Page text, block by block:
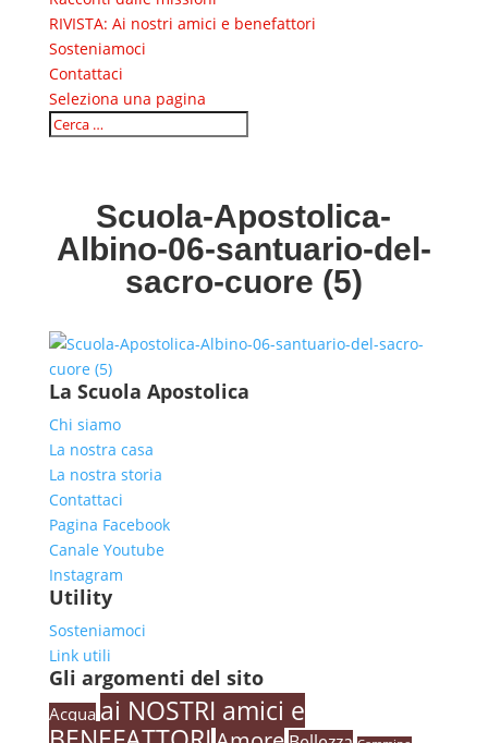
RIVISTA: Ai nostri amici e benefattori
Sosteniamoci
Contattaci
Seleziona una pagina
Scuola-Apostolica-
Albino-06-santuario-del-
sacro-cuore (5)
La Scuola Apostolica
Chi siamo
La nostra casa
La nostra storia
Contattaci
Pagina Facebook
Canale Youtube
Instagram
Utility
Sosteniamoci
Link utili
Gli argomenti del sito
Acqua ai NOSTRI amici e